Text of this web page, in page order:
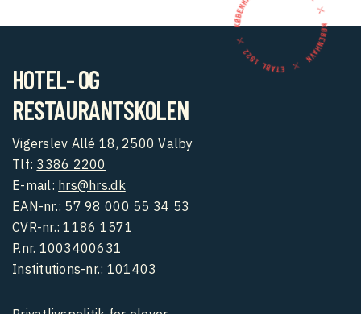
HOTEL- OG
RESTAURANTSKOLEN
Vigerslev Allé 18, 2500 Valby
Tlf: 3386 2200
E-mail: hrs@hrs.dk
EAN-nr.: 57 98 000 55 34 53
CVR-nr.: 1186 1571
P.nr. 1003400631
Institutions-nr.: 101403